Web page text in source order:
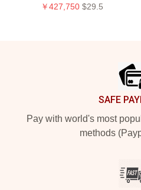
￥427,750 $29.5
SAFE
Pay with world's most
methods